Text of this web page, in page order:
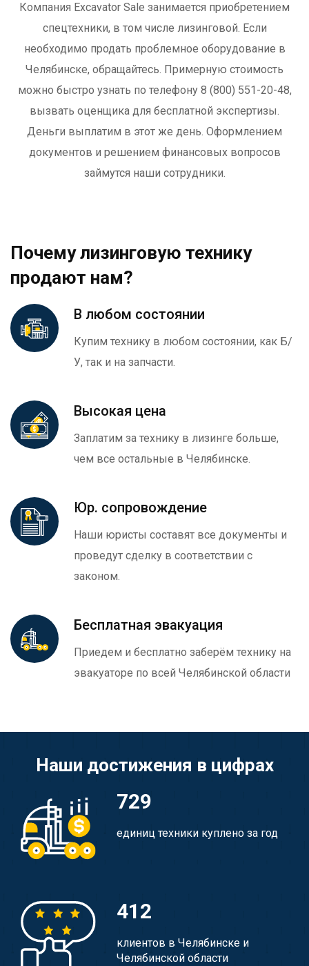
Компания Excavator Sale занимается приобретением
спецтехники, в том числе лизинговой. Если
необходимо продать проблемное оборудование в
Челябинске, обращайтесь. Примерную стоимость
можно быстро узнать по телефону 8 (800) 551-20-48,
вызвать оценщика для бесплатной экспертизы.
Деньги выплатим в этот же день. Оформлением
документов и решением финансовых вопросов
займутся наши сотрудники.
Почему лизинговую технику
продают нам?
В любом состоянии
Купим технику в любом состоянии, как Б/
У, так и на запчасти.
Высокая цена
Заплатим за технику в лизинге больше,
чем все остальные в Челябинске.
Юр. сопровождение
Наши юристы составят все документы и
проведут сделку в соответствии с
законом.
Бесплатная эвакуация
Приедем и бесплатно заберём технику на
эвакуаторе по всей Челябинской области
Наши достижения в цифрах
729
единиц техники куплено за год
412
клиентов в Челябинске и
Челябинской области